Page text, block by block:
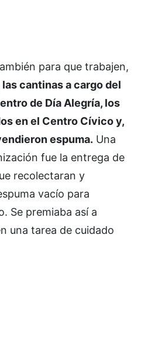
para que trabajen,
las cantinas a cargo del
de Día Alegría, los
en el Centro Cívico y,
espuma. Una
fue la entrega de
recolectaran y
vacío para
Se premiaba así a
una tarea de cuidado